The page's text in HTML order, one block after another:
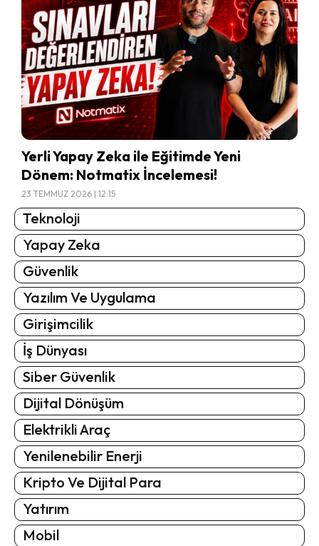
Yerli Yapay Zeka ile Eğitimde Yeni
Dönem: Notmatix İncelemesi!
23 TEMMUZ 2026 | 12:15
Teknoloji
Yapay Zeka
Güvenlik
Yazılım Ve Uygulama
Girişimcilik
İş Dünyası
Siber Güvenlik
Dijital Dönüşüm
Elektrikli Araç
Yenilenebilir Enerji
Kripto Ve Dijital Para
Yatırım
Mobil